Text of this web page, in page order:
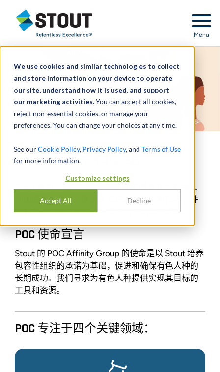
We use cookies and similar technologies to collect
and store information on your device to operate
our site, understand how it is used, and support
our marketing activities.You can accept all cookies,
reject non-essential cookies, or manage your
preferences. You can change your choices at any time.
See ourCookie Policy, Privacy Policy, and Terms of Use
for more information.
Customize settings
Accept All Decline
Stout Relentless Excellence
Menu
有色人种亲和小组
Stout 有色人种 (POC) 亲和小组的愿景是为有色人
种创造一个空间，促进关系建设、意识和包容，并
为有色人种提供机会，确保他们不断取得成功。
POC 使命宣言
Stout 的 POC Affinity Group 的使命是以 Stout 培养
包容性组织的承诺为基础，促进和确保有色人种的
长期成功。我们寻求为有色人种提供实现其目标的
工具和资源。
POC 专注于四个关键领域：